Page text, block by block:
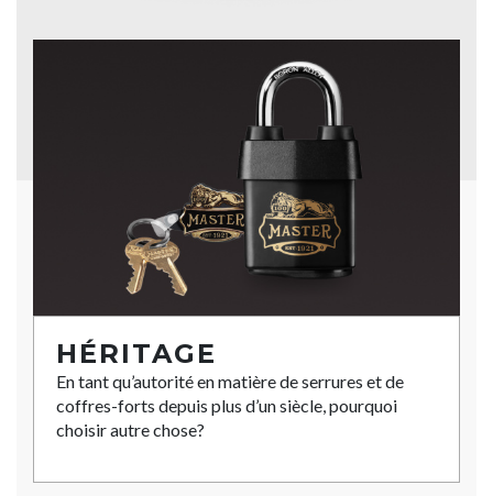
HÉRITAGE
En tant qu’autorité en matière de serrures et de
coffres-forts depuis plus d’un siècle, pourquoi
choisir autre chose?